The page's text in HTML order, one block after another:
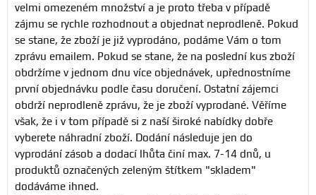
velmi omezeném množství a je proto třeba v případě
zájmu se rychle rozhodnout a objednat neprodleně. Pokud
se stane, že zboží je již vyprodáno, podáme Vám o tom
zprávu emailem. Pokud se stane, že na poslední kus zboží
obdržíme v jednom dnu více objednávek, upřednostníme
první objednávku podle času doručení. Ostatní zájemci
obdrží neprodleně zprávu, že je zboží vyprodané. Věříme
však, že i v tom případě si z naší široké nabídky dobře
vyberete náhradní zboží. Dodání následuje jen do
vyprodání zásob a dodací lhůta činí max. 7-14 dnů, u
produktů označených zeleným štítkem "skladem"
dodáváme ihned.